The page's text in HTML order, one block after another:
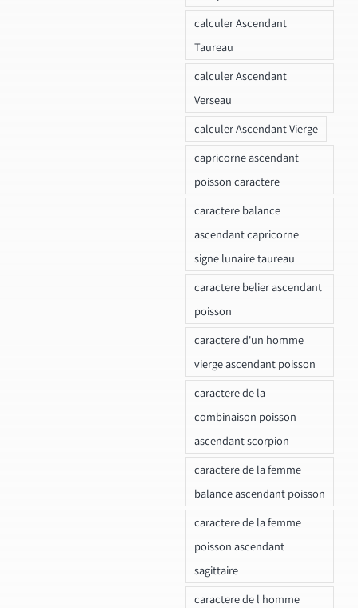
calculer Ascendant
Taureau
calculer Ascendant
Verseau
calculer Ascendant Vierge
capricorne ascendant
poisson caractere
caractere balance
ascendant capricorne
signe lunaire taureau
caractere belier ascendant
poisson
caractere d'un homme
vierge ascendant poisson
caractere de la
combinaison poisson
ascendant scorpion
caractere de la femme
balance ascendant poisson
caractere de la femme
poisson ascendant
sagittaire
caractere de l homme